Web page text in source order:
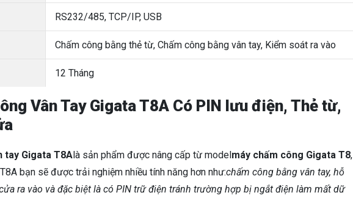
ứ
n
g
,
k
m
s
t
c
a
RS232/485, TCP/IP, USB
Chấm công bằng thẻ từ, Chấm công bằng vân tay, Kiểm soát ra vào
12 Tháng
Vân Tay Gigata T8A Có PIN lưu điện, Thẻ từ,
tay Gigata T8Alà sản phẩm được nâng cấp từ modelmáy chấm công Gigata T8,
bạn sẽ được trải nghiệm nhiều tính năng hơn như:chấm công bằng vân tay, hỗ
ra vào và đặc biệt là có PIN trữ điện tránh trường hợp bị ngắt điện làm mất dữ